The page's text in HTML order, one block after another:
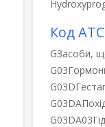
Код АТС
GЗасоби,
G03
G03D
G03DA
G03DA03